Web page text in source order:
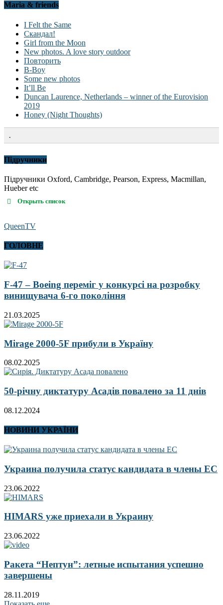
Maria & friends
I Felt the Same
Скандал!
Girl from the Moon
New photos. A love story outdoor
Повторить
B-Boy
Some new photos
It’ll Be
Duncan Laurence, Netherlands – winner of the Eurovision
2019
Honey (Night Thoughts)
.
Підручники
Підручники Oxford, Cambridge, Pearson, Express, Macmillan,
Hueber etc
Открыть список
QueenTV
ГОЛОВНЕ
F-47 – Boeing переміг у конкурсі на розробку
винищувача 6-го покоління
21.03.2025
Mirage 2000-5F прибули в Україну
08.02.2025
50-річну диктатуру Асадів повалено за 11 днів
08.12.2024
НОВИНИ УКРАЇНИ
Украина получила статус кандидата в члены ЕС
23.06.2022
HIMARS уже приехали в Украину
23.06.2022
Ракета “Нептун”: летные испытания успешно
завершены
28.11.2019